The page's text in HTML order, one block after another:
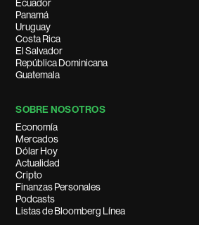
Ecuador
Panamá
Uruguay
Costa Rica
El Salvador
República Dominicana
Guatemala
SOBRE NOSOTROS
Economía
Mercados
Dólar Hoy
Actualidad
Cripto
Finanzas Personales
Podcasts
Listas de Bloomberg Línea